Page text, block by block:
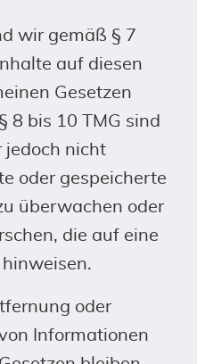
wir gemäß § 7
auf diesen
Gesetzen
8 bis 10 TMG sind
jedoch nicht
oder gespeicherte
überwachen oder
die auf eine
oder
Informationen